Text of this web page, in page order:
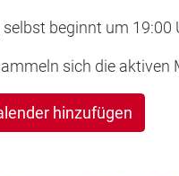
selbst beginnt um 19:00
sich die aktiven
hinzufügen